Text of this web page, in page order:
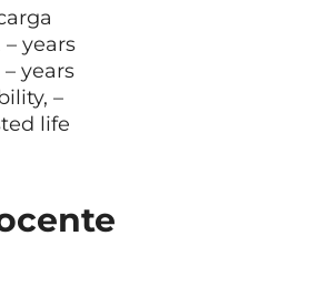
– years
– years
–
life